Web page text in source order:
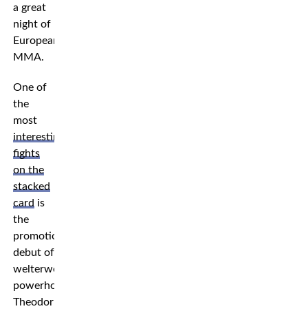
a great
night of
European
MMA.
One of
the
most
interesting
fights
on the
stacked
card is
the
promotional
debut of
welterweight
powerhouse
Theodor